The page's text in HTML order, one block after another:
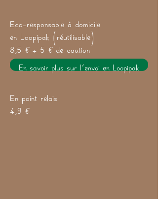
Eco-responsable à domicile
en Loopipak (réutilisable)
8,5 € + 5 € de caution
En savoir plus sur l'envoi en Loopipak
En point relais
4,9 €